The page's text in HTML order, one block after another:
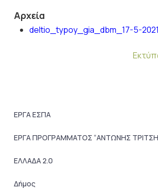
Αρχεία
deltio_typoy_gia_dbm_17-5-2021
ΕΡΓΑ ΕΣΠΑ
ΕΡΓΑ ΠΡΟΓΡΑΜΜΑΤΟΣ “ΑΝΤΩΝΗΣ
ΕΛΛΑΔΑ 2.0
Δήμος